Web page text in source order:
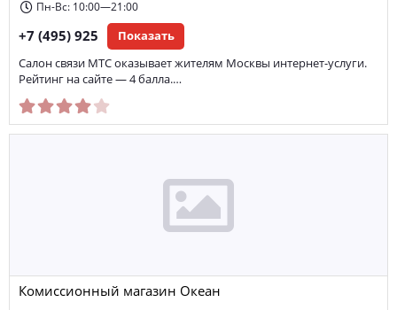
Пн-Вс: 10:00—21:00
+7 (495) 925 Показать
Салон связи МТС оказывает жителям Москвы интернет-услуги.
Рейтинг на сайте — 4 балла.…
Комиссионный магазин Океан